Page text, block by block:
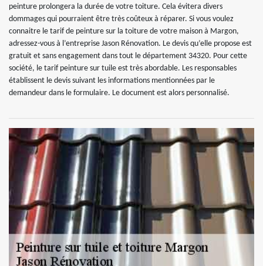
peinture prolongera la durée de votre toiture. Cela évitera divers
dommages qui pourraient être très coûteux à réparer. Si vous voulez
connaitre le tarif de peinture sur la toiture de votre maison à Margon,
adressez-vous à l’entreprise Jason Rénovation. Le devis qu’elle propose est
gratuit et sans engagement dans tout le département 34320. Pour cette
société, le tarif peinture sur tuile est très abordable. Les responsables
établissent le devis suivant les informations mentionnées par le
demandeur dans le formulaire. Le document est alors personnalisé.